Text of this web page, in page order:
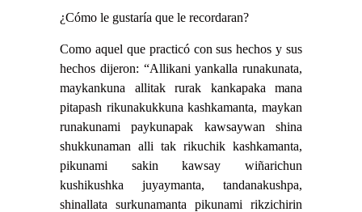
¿Cómo le gustaría que le recordaran?
Como aquel que practicó con sus hechos y sus
hechos dijeron: “Allikani yankalla runakunata,
maykankuna allitak rurak kankapaka mana
pitapash rikunakukkuna kashkamanta, maykan
runakunami paykunapak kawsaywan shina
shukkunaman alli tak rikuchik kashkamanta,
pikunami sakin kawsay wiñarichun
kushikushka juyaymanta, tandanakushpa,
shinallata surkunamanta pikunami rikzichirin